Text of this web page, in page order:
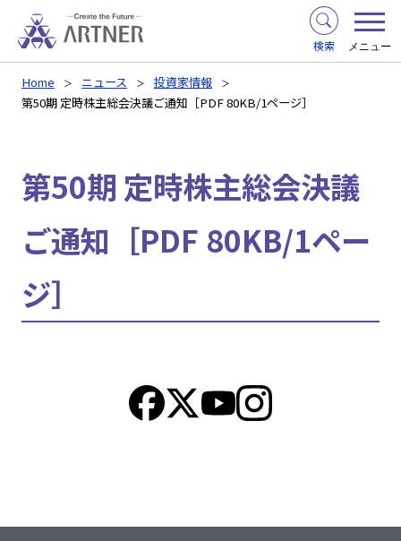
検索 メニュー
Home ニュース
投資家情報
第50期 定時株主総会決議ご通知［PDF 80KB/1ページ］
第50期 定時株主総会決議
ご通知［PDF 80KB/1ペー
ジ］